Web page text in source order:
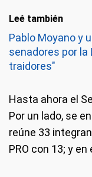
Leé también
Pablo Moyano y
senadores por la
traidores"
Hasta ahora el
Por un lado, se
reúne 33
PRO con 13; y